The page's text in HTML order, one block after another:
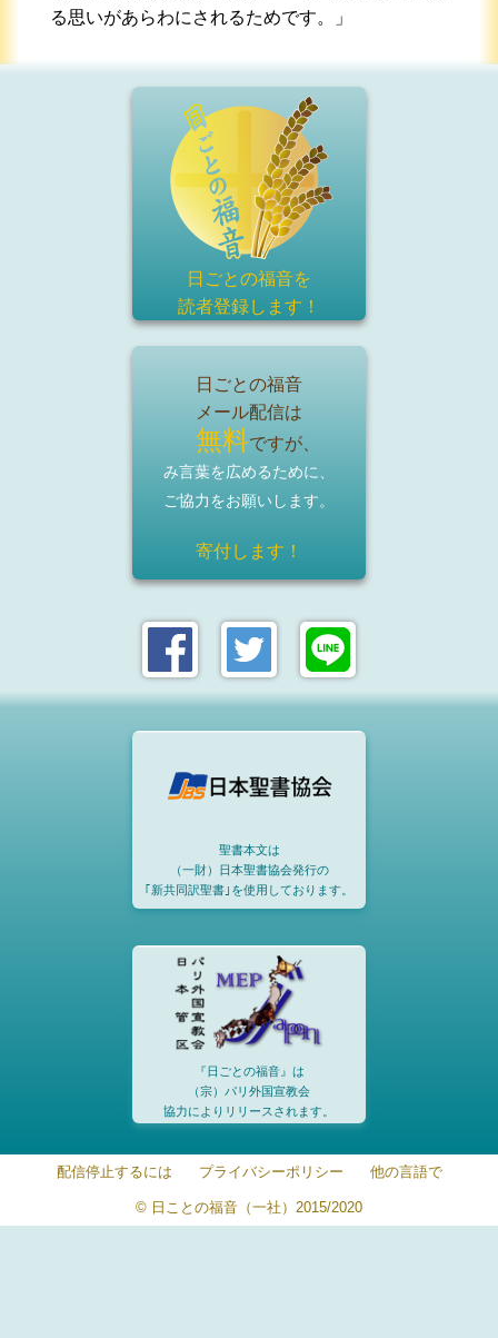
る思いがあらわにされるためです。」
日ごとの福音を
読者登録します！
日ごとの福音
メール配信は
無料ですが、
み言葉を広めるために、
ご協力をお願いします。
寄付します！
聖書本文は
（一財）日本聖書協会発行の
｢新共同訳聖書｣を使用しております。
『日ごとの福音』は
（宗）パリ外国宣教会
協力によりリリースされます。
配信停止するには プライバシーポリシー 他の言語で
© 日ことの福音（一社）2015/2020